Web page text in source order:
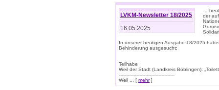
LVKM-Newsletter 18/2025
16.05.2025
…
der
In unserer heutigen Ausgabe 18/2025
Behinderung ausgesucht:
Teilhabe
Weil der Stadt (Landkreis Böblingen):
--------------------------------------
Weil ... [ mehr]